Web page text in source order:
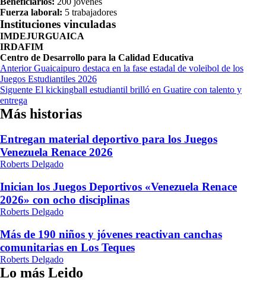
Fuerza laboral: 5 trabajadores
Instituciones vinculadas
IMDEJURGUAICA
IRDAFIM
Centro de Desarrollo para la Calidad Educativa
Navegación
de
entradas
AnteriorGuaicaipuro destaca en la fase estadal de voleibol de los
Juegos Estudiantiles 2026
Siguente El kickingball estudiantil brilló en Guatire con talento y
entrega
Más historias
Entregan material deportivo para los Juegos
Venezuela Renace 2026
Roberts Delgado
Inician los Juegos Deportivos «Venezuela Renace
2026» con ocho disciplinas
Roberts Delgado
Más de 190 niños y jóvenes reactivan canchas
comunitarias en Los Teques
Roberts Delgado
Lo más Leido